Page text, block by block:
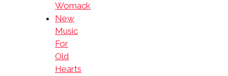
Womack
New
Music
For
Old
Hearts